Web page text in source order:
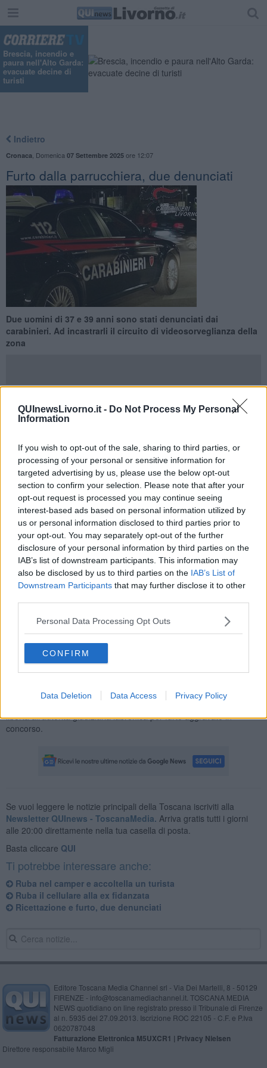
QUInewsLivorno.it - Do Not Process My Personal
Information
If you wish to opt-out of the sale, sharing to third parties, or
processing of your personal or sensitive information for
targeted advertising by us, please use the below opt-out
section to confirm your selection. Please note that after your
opt-out request is processed you may continue seeing
interest-based ads based on personal information utilized by
us or personal information disclosed to third parties prior to
your opt-out. You may separately opt-out of the further
disclosure of your personal information by third parties on the
IAB’s list of downstream participants. This information may
also be disclosed by us to third parties on the IAB’s List of
Downstream Participants that may further disclose it to other
Personal Data Processing Opt Outs
CONFIRM
Data Deletion Data Access Privacy Policy
Brescia, incendio e
paura nell'Alto Garda:
evacuate decine di
turisti
Indietro
Cronaca Domenica 07 Settembre 2025ore 12:07
Furto dalla parrucchiera, due denunciati
Due uomini di 37 e 39 anni sono stati denunciati dai
carabinieri. Ad incastrarli il circuito di videosorveglianza della
zona
LIVORNO —In seguito ad un’indagine scaturita dalla denuncia di
hanno
denunciato in stato di libertà due uomini di origini
nordafricane, di 37 e 39 anni,gravemente indiziati di essere gli
autori di un furto commesso all’interno di un esercizio di
parrucchiera del centro cittadino.
Secondo la ricostruzione dei carabinieri, la titolare era stata messa
in allarme da una vicina che aveva udito forti rumori provenire dal
negozio durante l’orario di chiusura.
La stessa quindi, recatasi a controllare, aveva in effetti visto
l’effrazione di una finestra, chiaro segno di intrusione. L’interno del
modica somma di denaro erano spariti.
testimonianze e la visione delle telecamere di videosorveglianza
della zona, individuando i due uomini nell’atto di avvicinarsi al
negozio e successivamente uscirne con un grosso involucro
I due, non nuovi a fatti del genere, sono stati denunciati in stato di
libertà all’autorità giudiziaria labronica per furto aggravato in
concorso.
Se vuoi leggere le notizie principali della Toscana iscriviti alla
Newsletter QUInews - ToscanaMedia. Arriva gratis tutti i giorni
alle 20:00 direttamente nella tua casella di posta.
Basta cliccare QUI
Ti potrebbe interessare anche:
Ruba nel camper e accoltella un turista
Ruba il cellulare alla ex fidanzata
Ricettazione e furto, due denunciati
Editore Toscana Media Channel srl - Via Dei Martelli, 8 - 50129
FIRENZE - info@toscanamediachannel.it. TOSCANA MEDIA
NEWS quotidiano on line registrato presso il Tribunale di Firenze
al n. 5935 del 27.09.2013. Iscrizione ROC 22105 - C.F. e P.Iva
0620787048
Fatturazione Elettronica M5UXCR1 | Privacy Nielsen
Direttore responsabile Marco Migli